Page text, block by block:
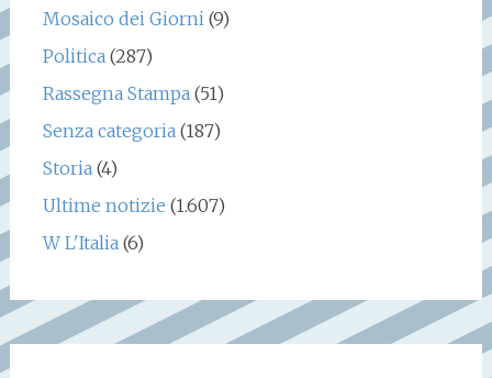
Mosaico dei Giorni (9)
Politica (287)
Rassegna Stampa (51)
Senza categoria (187)
Storia (4)
Ultime notizie (1.607)
W L'Italia (6)